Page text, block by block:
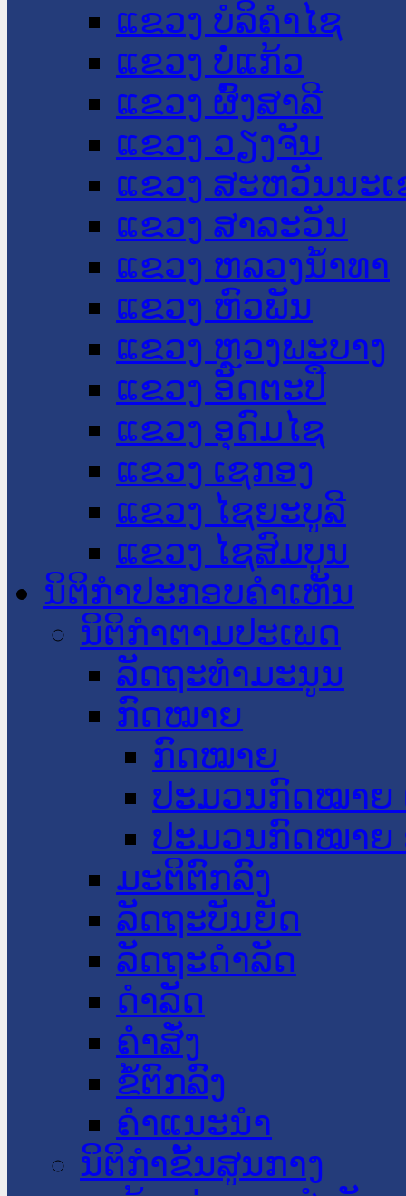
ແຂວງ ບໍລິຄໍາໄຊ
ແຂວງ ບໍ່ແກ້ວ
ແຂວງ ຜົ້ງສາລີ
ແຂວງ ວຽງຈັນ
ແຂວງ ສະຫວັນນະ
ແຂວງ ສາລະວັນ
ແຂວງ ຫລວງນໍ້າທາ
ແຂວງ ຫົວພັນ
ແຂວງ ຫຼວງພະບາງ
ແຂວງ ອັດຕະປື
ແຂວງ ອຸດົມໄຊ
ແຂວງ ເຊກອງ
ແຂວງ ໄຊຍະບູລີ
ແຂວງ ໄຊສົມບູນ
ນິຕິກໍາປະກອບຄໍາເຫັນ
ນິຕິກໍາຕາມປະເພດ
ລັດຖະທໍາມະນູນ
ກົດໝາຍ
ກົດໝາຍ
ປະມວນກົດໝາຍ
ປະມວນກົດໝາຍ
ມະຕິຕົກລົງ
ລັດຖະບັນຍັດ
ລັດຖະດໍາລັດ
ດໍາລັດ
ຄໍາສັ່ງ
ຂໍ້ຕົກລົງ
ຄໍາແນະນໍາ
ນິຕິກຳຂັ້ນສູນກາງ